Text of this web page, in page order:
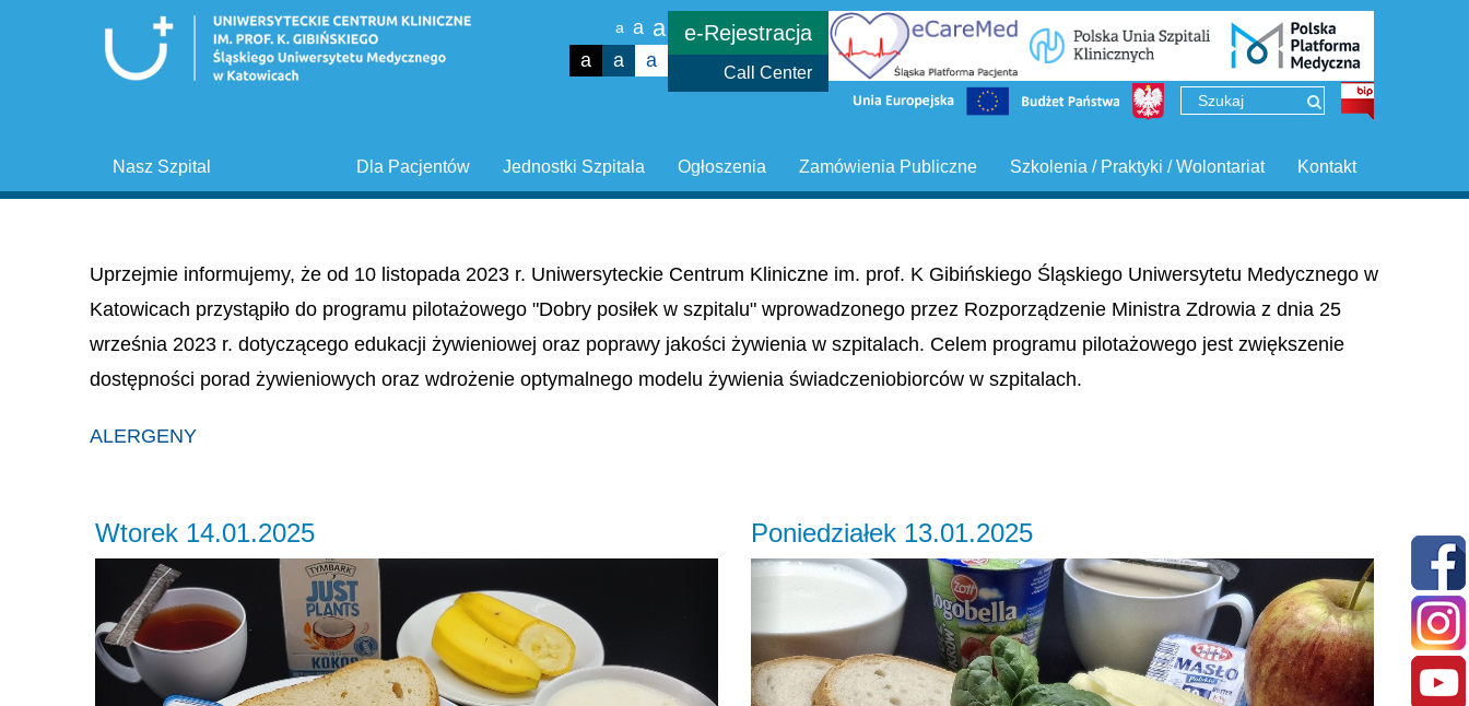
a a a
a a a
e-Rejestracja
Call Center
Kontakt
Szkolenia / Praktyki / Wolontariat
Zamówienia Publiczne
Ogłoszenia
Jednostki Szpitala
Dla Pacjentów
Nasz Szpital
Uprzejmie informujemy, że od 10 listopada 2023 r. Uniwersyteckie Centrum Kliniczne im. prof. K Gibińskiego Śląskiego Uniwersytetu Medycznego w
Katowicach przystąpiło do programu pilotażowego "Dobry posiłek w szpitalu" wprowadzonego przez Rozporządzenie Ministra Zdrowia z dnia 25
września 2023 r. dotyczącego edukacji żywieniowej oraz poprawy jakości żywienia w szpitalach. Celem programu pilotażowego jest zwiększenie
dostępności porad żywieniowych oraz wdrożenie optymalnego modelu żywienia świadczeniobiorców w szpitalach.
ALERGENY
Wtorek 14.01.2025
Previous
Poniedziałek 13.01.2025
Previous Next